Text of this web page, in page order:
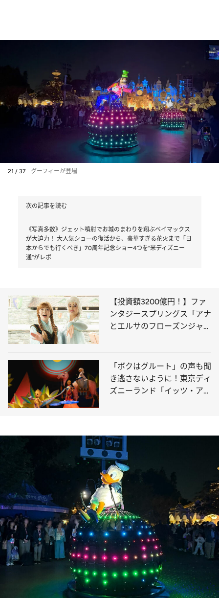
21 / 37 グーフィーが登場
次の記事を読む
《写真多数》ジェット噴射でお城のまわりを翔ぶベイマックス
が大迫力！ 大人気ショーの復活から、豪華すぎる花火まで「日
本からでも行くべき」70周年記念ショー4つを“米ディズニー
通”がレポ
【投資額3200億円！】ファ
ンタジースプリングス「アナ
とエルサのフローズンジャー
「ボクはグルート」の声も聞
き逃さないように！東京ディ
ズニーランド「イッツ・ア・